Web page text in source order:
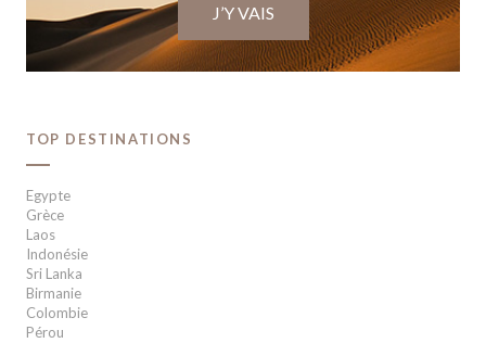
J’Y VAIS
TOP DESTINATIONS
Egypte
Grèce
Laos
Indonésie
Sri Lanka
Birmanie
Colombie
Pérou